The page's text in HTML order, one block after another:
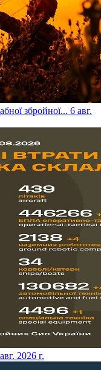
збройної... 6 авг.
2026 г.